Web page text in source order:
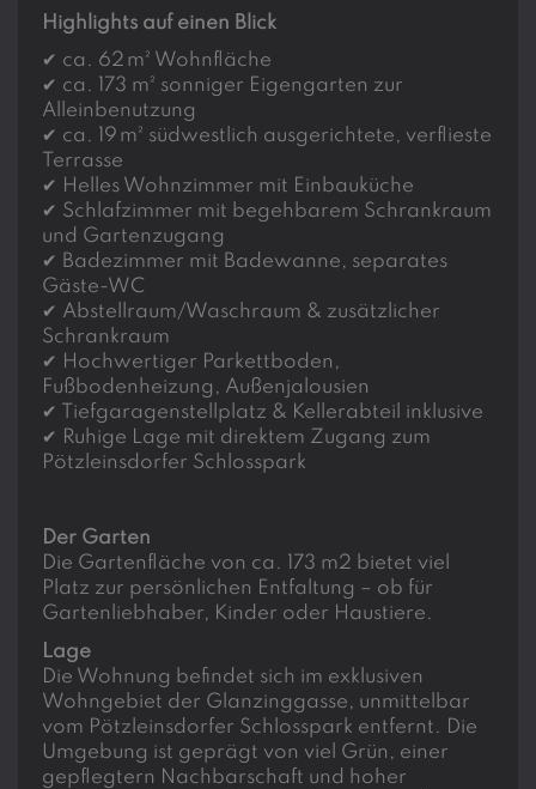
Highlights auf einen Blick
✔ ca. 62 m² Wohnfläche
✔ ca. 173 m² sonniger Eigengarten zur
Alleinbenutzung
✔ ca. 19 m² südwestlich ausgerichtete, verflieste
Terrasse
✔ Helles Wohnzimmer mit Einbauküche
✔ Schlafzimmer mit begehbarem Schrankraum
und Gartenzugang
✔ Badezimmer mit Badewanne, separates
Gäste-WC
✔ Abstellraum/Waschraum & zusätzlicher
Schrankraum
✔ Hochwertiger Parkettboden,
Fußbodenheizung, Außenjalousien
✔
Tiefgaragenstellplatz & Kellerabteil inklusive
✔ Ruhige Lage mit direktem Zugang zum
Pötzleinsdorfer Schlosspark
Der Garten
Die Gartenfläche von ca. 173 m2 bietet viel
Platz zur persönlichen Entfaltung – ob für
Gartenliebhaber, Kinder oder Haustiere.
Lage
Die Wohnung befindet sich im exklusiven
Wohngebiet der Glanzinggasse, unmittelbar
vom Pötzleinsdorfer Schlosspark entfernt. Die
Umgebung ist geprägt von viel Grün, einer
gepflegtern Nachbarschaft und hoher